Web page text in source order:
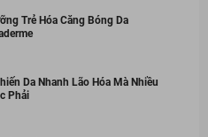
Trẻ Hóa Căng Bóng Da
Da Nhanh Lão Hóa Mà Nhiều
Phải